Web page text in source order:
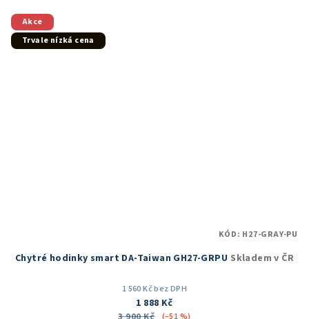
Akce
Trvale nízká cena
Chytré hodinky smart DA-Taiwan GH27-GRPU Skladem v ČR
1 560 Kč bez DPH
1 888 Kč
KÓD: H27-GRAY-PU